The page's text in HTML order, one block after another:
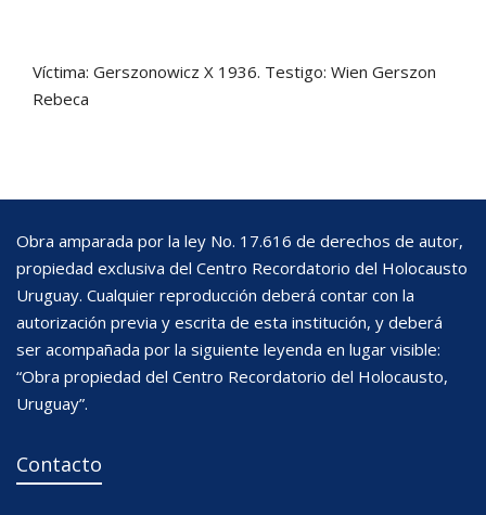
Víctima: Gerszonowicz X 1936. Testigo: Wien Gerszon
Rebeca
Obra amparada por la ley No. 17.616 de derechos de autor,
propiedad exclusiva del Centro Recordatorio del Holocausto
Uruguay. Cualquier reproducción deberá contar con la
autorización previa y escrita de esta institución, y deberá
ser acompañada por la siguiente leyenda en lugar visible:
“Obra propiedad del Centro Recordatorio del Holocausto,
Uruguay”.
Contacto